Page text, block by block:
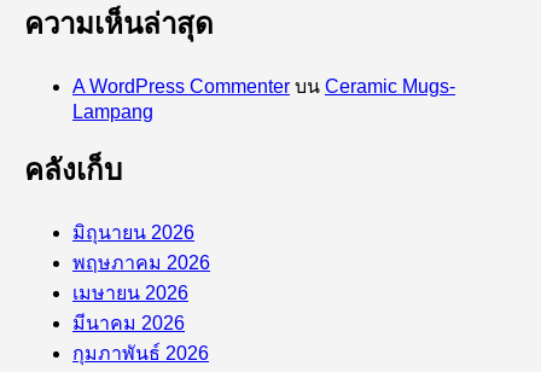
ความเห็นล่าสุด
A WordPress Commenter บน Ceramic Mugs-
Lampang
คลังเก็บ
มิถุนายน 2026
พฤษภาคม 2026
เมษายน 2026
มีนาคม 2026
กุมภาพันธ์ 2026